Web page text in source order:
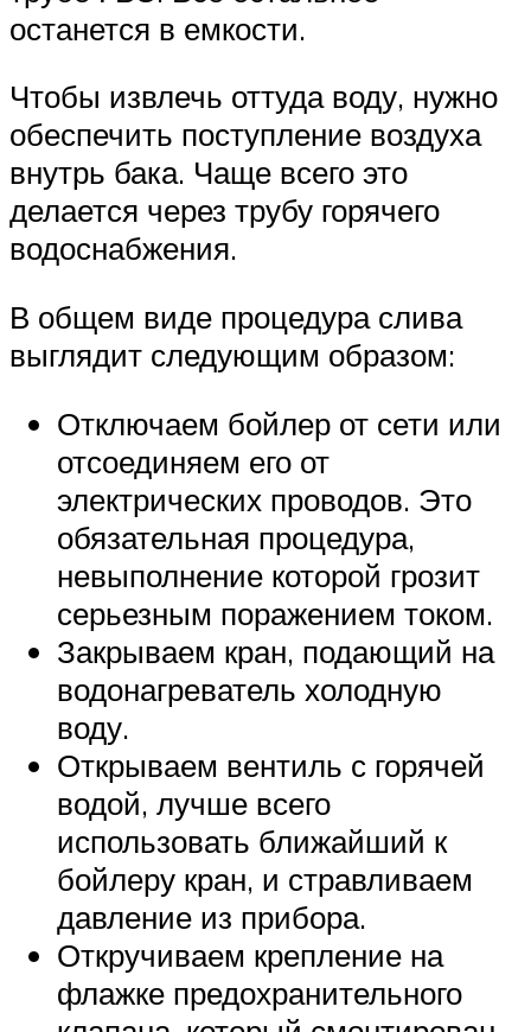
останется в емкости.
Чтобы извлечь оттуда воду, нужно
обеспечить поступление воздуха
внутрь бака. Чаще всего это
делается через трубу горячего
водоснабжения.
В общем виде процедура слива
выглядит следующим образом:
Отключаем бойлер от сети или
отсоединяем его от
электрических проводов. Это
обязательная процедура,
невыполнение которой грозит
серьезным поражением током.
Закрываем кран, подающий на
водонагреватель холодную
воду.
Открываем вентиль с горячей
водой, лучше всего
использовать ближайший к
бойлеру кран, и стравливаем
давление из прибора.
Откручиваем крепление на
флажке предохранительного